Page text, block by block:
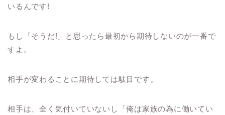
いるんです!
もし「そうだ! 」と思ったら最初から期待しないのが一番で
すよ。
相手が変わることに期待しては駄目です。
相手は、全く気付いていないし「俺は家族の為に働いてい